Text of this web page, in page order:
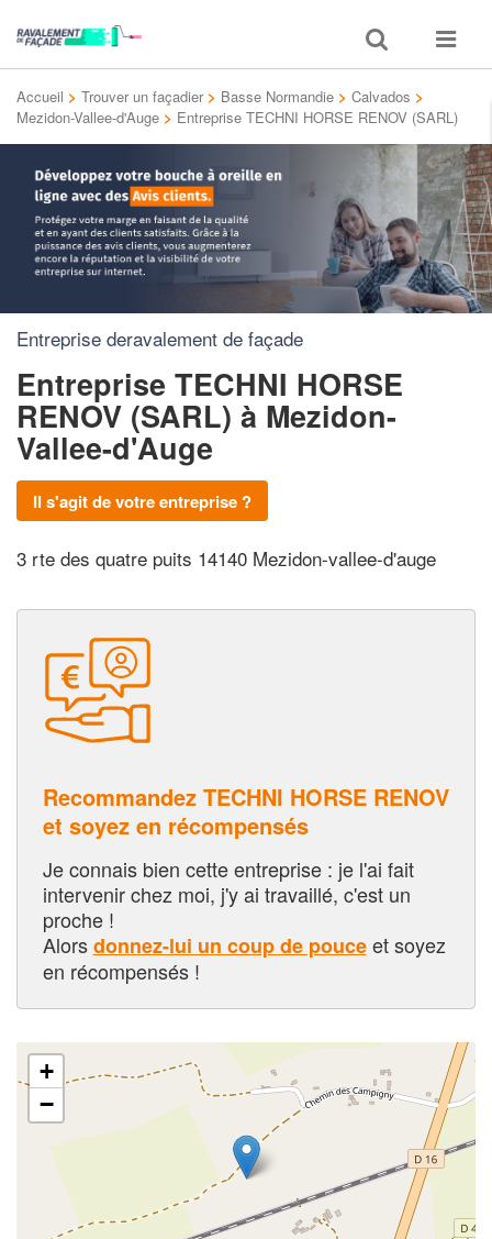
Toggle
search
Toggle
Accueil > Trouver un façadier > Basse Normandie > Calvados >
Mezidon-Vallee-d'Auge > Entreprise TECHNI HORSE RENOV (SARL)
Entreprise deravalement de façade
Entreprise TECHNI HORSE
RENOV (SARL) à Mezidon-
Vallee-d'Auge
Il s'agit de votre entreprise ?
3 rte des quatre puits 14140 Mezidon-vallee-d'auge
Recommandez TECHNI HORSE RENOV
et soyez en récompensés
Je connais bien cette entreprise : je l'ai fait
intervenir chez moi, j'y ai travaillé, c'est un
proche !
Alorsdonnez-lui un coup de pouceet soyez
en récompensés !
+
−